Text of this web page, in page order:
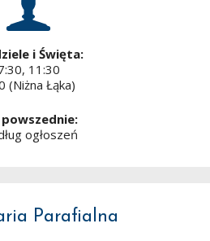
i Święta:
11:30
(Niżna Łąka)
powszednie:
ogłoszeń
Parafialna